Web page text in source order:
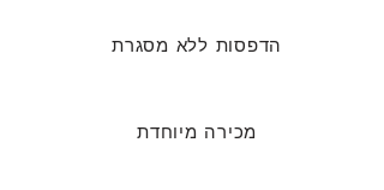
הדפסות ללא מסגרת
מכירה מיוחדת